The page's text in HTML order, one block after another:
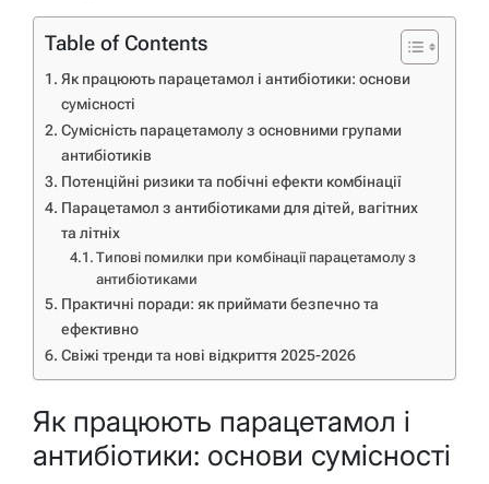
Table of Contents
Як працюють парацетамол і антибіотики: основи
сумісності
Сумісність парацетамолу з основними групами
антибіотиків
Потенційні ризики та побічні ефекти комбінації
Парацетамол з антибіотиками для дітей, вагітних
та літніх
Типові помилки при комбінації парацетамолу з
антибіотиками
Практичні поради: як приймати безпечно та
ефективно
Свіжі тренди та нові відкриття 2025-2026
Як працюють парацетамол і
антибіотики: основи сумісності